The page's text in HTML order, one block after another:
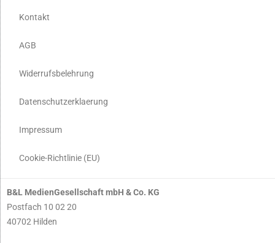
Kontakt
AGB
Widerrufsbelehrung
Datenschutzerklaerung
Impressum
Cookie-Richtlinie (EU)
B&L MedienGesellschaft mbH & Co. KG
Postfach 10 02 20
40702 Hilden